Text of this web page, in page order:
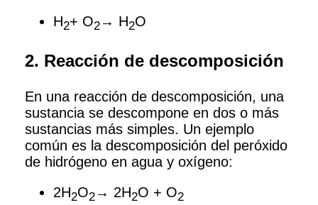
H2+ O2 → H2O
2. Reacción de descomposición
En una reacción de descomposición, una
sustancia se descompone en dos o más
sustancias más simples. Un ejemplo
común es la descomposición del peróxido
de hidrógeno en agua y oxígeno:
2H2O2 → 2H2O + O2